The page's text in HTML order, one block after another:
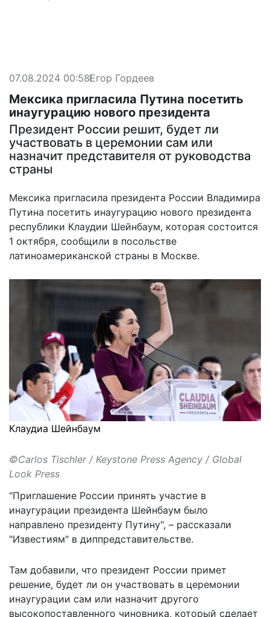
07.08.2024 00:58Егор Гордеев
Мексика пригласила Путина посетить
инаугурацию нового президента
Президент России решит, будет ли
участвовать в церемонии сам или
назначит представителя от руководства
страны
Мексика пригласила президента России Владимира
Путина посетить инаугурацию нового президента
республики Клаудии Шейнбаум, которая состоится
1 октября, сообщили в посольстве
латиноамериканской страны в Москве.
Клаудиа Шейнбаум
©Carlos Tischler / Keystone Press Agency / Global
Look Press
"Приглашение России принять участие в
инаугурации президента Шейнбаум было
направлено президенту Путину", – рассказали
"Известиям" в диппредставительстве.
Там добавили, что президент России примет
решение, будет ли он участвовать в церемонии
инаугурации сам или назначит другого
высокопоставленного чиновника, который сделает